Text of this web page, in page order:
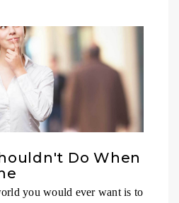
Do When
you would ever want is to